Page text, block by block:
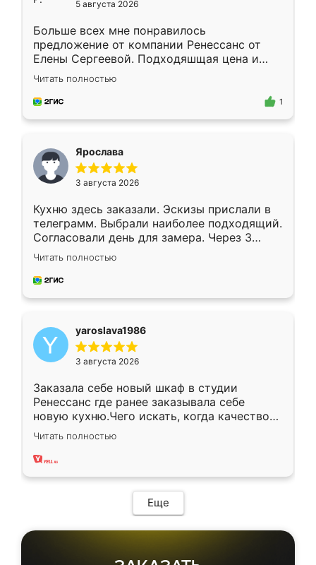
5 августа 2026
Больше всех мне понравилось
предложение от компании Ренессанс от
Елены Сергеевой. Подходяшщая цена и
короткие сроки изготовления. Приехавший
для замера сотрудник Владислав
предложил по моему эскизу самый
Читать полностью
1
Ярослава
3 августа 2026
Кухню здесь заказали. Эскизы прислали в
телеграмм. Выбрали наиболее подходящий.
Согласовали день для замера. Через 3
недели кухня была уже готова. Остались
довольны работой. Спасибо Ренессанс
мебель за качественную работу!
Читать полностью
yaroslava1986
3 августа 2026
Заказала себе новый шкаф в студии
Ренессанс где ранее заказывала себе
новую кухню.Чего искать, когда качеством
вполне довольна. Служит кухня уже почти
два года, нареканий нет.
Читать полностью
Еще